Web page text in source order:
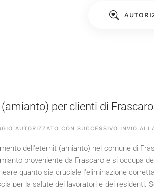
per clienti di Frascaro
AUTORIZZATO CON SUCCESSIVO INVIO
dell'eternit (amianto) nel comune di
proveniente da Frascaro e si occupa
quanto sia cruciale l'eliminazione
per la salute dei lavoratori e dei residenti.